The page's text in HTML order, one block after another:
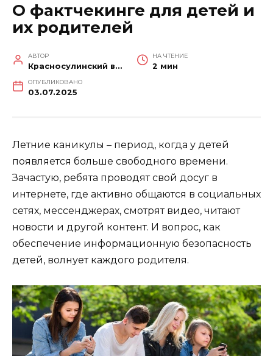
О фактчекинге для детей и
их родителей
АВТОР
Красносулинский вестник
НА ЧТЕНИЕ
2 мин
ОПУБЛИКОВАНО
03.07.2025
Летние каникулы – период, когда у детей
появляется больше свободного времени.
Зачастую, ребята проводят свой досуг в
интернете, где активно общаются в социальных
сетях, мессенджерах, смотрят видео, читают
новости и другой контент. И вопрос, как
обеспечение информационную безопасность
детей, волнует каждого родителя.